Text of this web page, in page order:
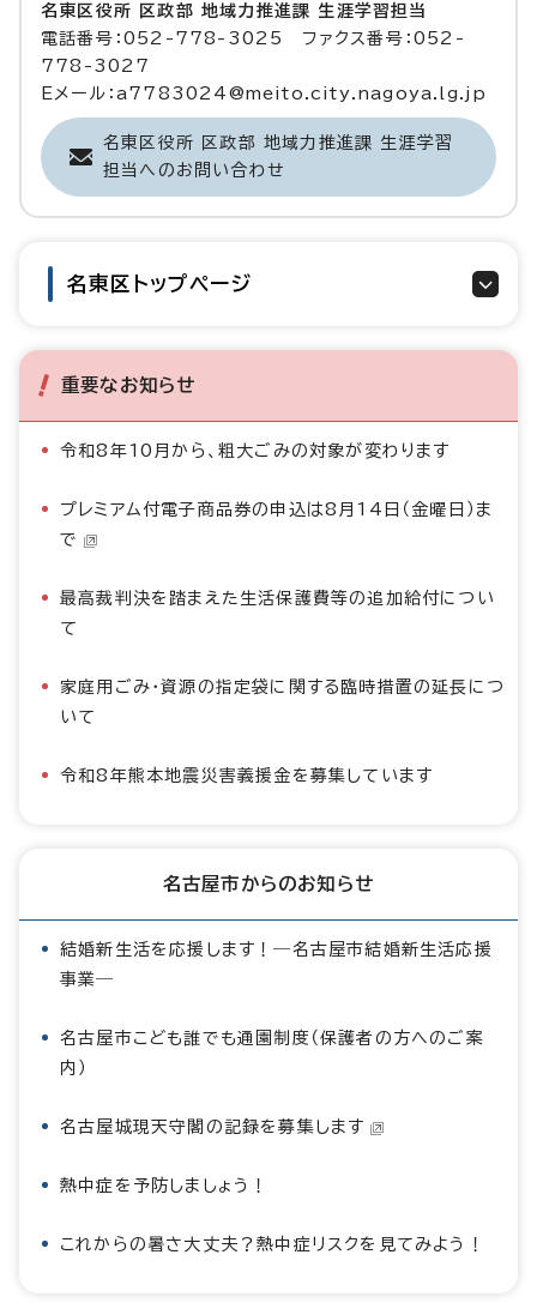
名東区役所 区政部 地域力推進課 生涯学習担当
電話番号：052-778-3025 ファクス番号：052-
778-3027
Eメール：a7783024@meito.city.nagoya.lg.jp
名東区役所 区政部 地域力推進課 生涯学習
担当へのお問い合わせ
名東区トップページ
重要なお知らせ
令和8年10月から、粗大ごみの対象が変わります
プレミアム付電子商品券の申込は8月14日（金曜日）ま
で
最高裁判決を踏まえた生活保護費等の追加給付につい
て
家庭用ごみ・資源の指定袋に関する臨時措置の延長につ
いて
令和8年熊本地震災害義援金を募集しています
名古屋市からのお知らせ
結婚新生活を応援します！―名古屋市結婚新生活応援
事業―
名古屋市こども誰でも通園制度（保護者の方へのご案
内）
名古屋城現天守閣の記録を募集します
熱中症を予防しましょう！
これからの暑さ大丈夫？熱中症リスクを見てみよう！